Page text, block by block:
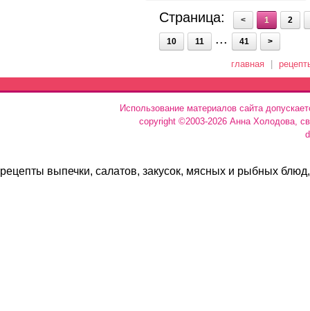
Страница:
< 1 2
10 11 ... 41 >
главная
Использование материалов сайта
copyright ©2003-2026 Анна Холодова,
рецепты выпечки, салатов, закусок, мясных и рыбных